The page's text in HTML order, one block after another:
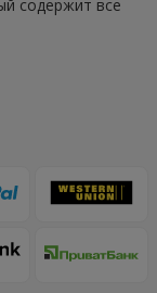
содержит все